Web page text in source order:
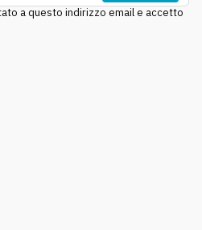
a questo indirizzo email e accetto